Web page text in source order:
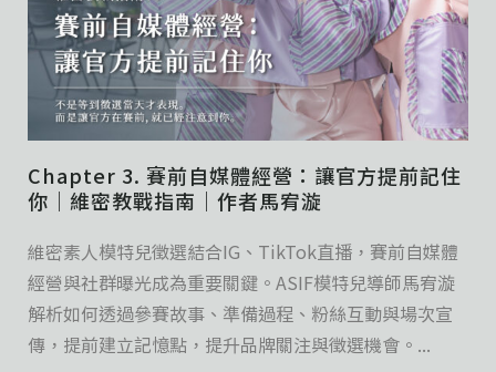
Chapter 3. 賽前自媒體經營：讓官方提前記住
你｜維密教戰指南｜作者馬宥漩
維密素人模特兒徵選結合IG、TikTok直播，賽前自媒體
經營與社群曝光成為重要關鍵。ASIF模特兒導師馬宥漩
解析如何透過參賽故事、準備過程、粉絲互動與場次宣
傳，提前建立記憶點，提升品牌關注與徵選機會。...